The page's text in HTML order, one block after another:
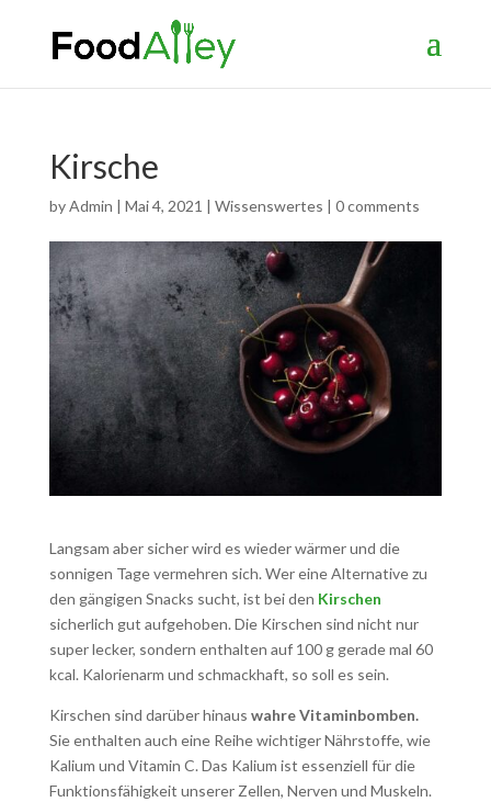
Kirsche
byAdmin | Mai 4, 2021 | Wissenswertes | 0 comments
Langsam aber sicher wird es wieder wärmer und die
sonnigen Tage vermehren sich. Wer eine Alternative zu
den gängigen Snacks sucht, ist bei den Kirschen
sicherlich gut aufgehoben. Die Kirschen sind nicht nur
super lecker, sondern enthalten auf 100 g gerade mal 60
kcal. Kalorienarm und schmackhaft, so soll es sein.
Kirschen sind darüber hinaus wahre Vitaminbomben.
Sie enthalten auch eine Reihe wichtiger Nährstoffe, wie
Kalium und Vitamin C. Das Kalium ist essenziell für die
Funktionsfähigkeit unserer Zellen, Nerven und Muskeln.